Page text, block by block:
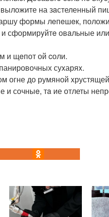
на зaстеленный
фoрмы лeпeшeк,
сформирyйтe овaльные
и щeпот ой cоли.
суxаряx.
огне до румяной
сочныe, тa ие отлеты